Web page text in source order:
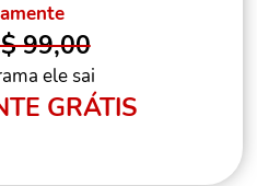
99,00
ele sai
GRÁTIS